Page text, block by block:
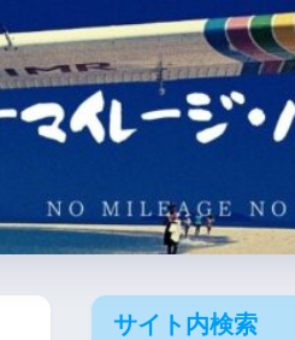
サイト内検索